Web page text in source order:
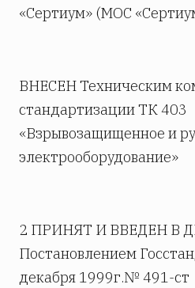
«Сертиум» (МОС
ВНЕСЕН Техническим
стандартизации ТК 403
«Взрывозащищенное и
электрооборудование»
2 ПРИНЯТ И ВВЕДЕН В
Постановлением
декабря 1999г.№ 491-ст